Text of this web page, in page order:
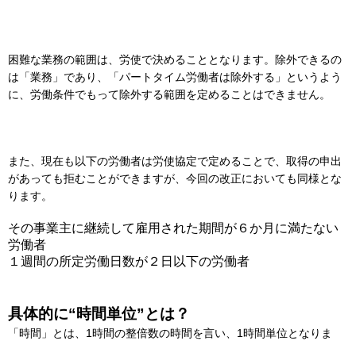
困難な業務の範囲は、労使で決めることとなります。除外できるの
は「業務」であり、「パートタイム労働者は除外する」というよう
に、労働条件でもって除外する範囲を定めることはできません。
また、現在も以下の労働者は労使協定で定めることで、取得の申出
があっても拒むことができますが、今回の改正においても同様とな
ります。
その事業主に継続して雇用された期間が６か月に満たない
労働者
１週間の所定労働日数が２日以下の労働者
具体的に“時間単位”とは？
「時間」とは、1時間の整倍数の時間を言い、1時間単位となりま